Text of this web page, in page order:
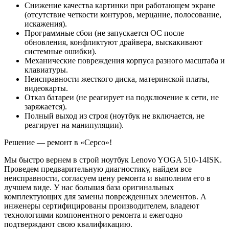
Снижение качества картинки при работающем экране
(отсутствие четкости контуров, мерцание, полосование,
искажения).
Программные сбои (не запускается ОС после
обновления, конфликтуют драйвера, выскакивают
системные ошибки).
Механические повреждения корпуса разного масштаба и
клавиатуры.
Неисправности жесткого диска, материнской платы,
видеокарты.
Отказ батареи (не реагирует на подключение к сети, не
заряжается).
Полный выход из строя (ноутбук не включается, не
реагирует на манипуляции).
Решение — ремонт в «Серсо»!
Мы быстро вернем в строй ноутбук Lenovo YOGA 510-14ISK.
Проведем предварительную диагностику, найдем все
неисправности, согласуем цену ремонта и выполним его в
лучшем виде. У нас большая база оригинальных
комплектующих для замены поврежденных элементов. А
инженеры сертифицированы производителем, владеют
технологиями компонентного ремонта и ежегодно
подтверждают свою квалификацию.